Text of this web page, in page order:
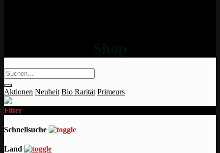
Aktionen Neuheit Bio Rarität Primeurs
Filter
Schnellsuche
Land